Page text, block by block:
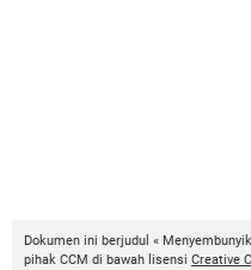
Dokumen ini berjudul «
pihak CCM di bawah lisensi Creative